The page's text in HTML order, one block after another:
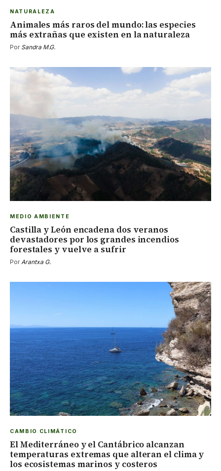
NATURALEZA
Animales más raros del mundo: las especies
más extrañas que existen en la naturaleza
Por Sandra M.G.
MEDIO AMBIENTE
Castilla y León encadena dos veranos
devastadores por los grandes incendios
forestales y vuelve a sufrir
PorArantxa G.
CAMBIO CLIMÁTICO
El Mediterráneo y el Cantábrico alcanzan
temperaturas extremas que alteran el clima y
los ecosistemas marinos y costeros